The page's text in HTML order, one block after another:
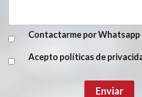
Contactarme por Whatsapp
Acepto políticas de